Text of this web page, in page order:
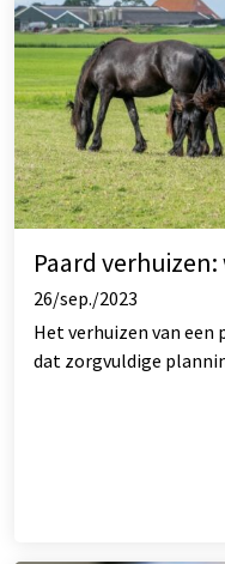
Paard
26/sep./2023
Het verhuizen van een
dat zorgvuldige